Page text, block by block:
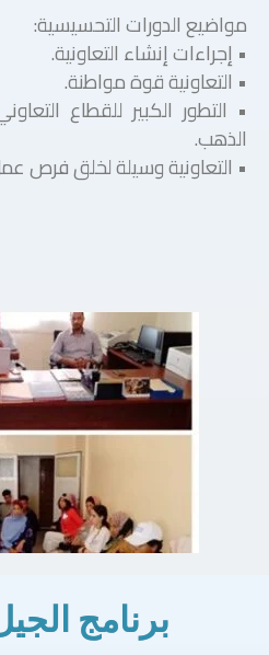
مواضيع الدورات التحسيسية:
• إجراءات إنشاء التعاونية.
• التعاونية قوة مواطنة.
• التطور الكبير للقطاع
الذهب.
• التعاونية وسيلة لخلق فرص
برنامج